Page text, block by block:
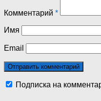
Комментарий *
Имя
Email
Подписка на